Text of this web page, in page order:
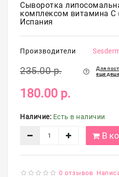
Подарочная
Распродажа
Сыворотка
комплексом витамина С
Испания
Производители
235.00 р.
Для
еще
180.00 р.
Наличие: Есть в наличии
В
0 отзывов